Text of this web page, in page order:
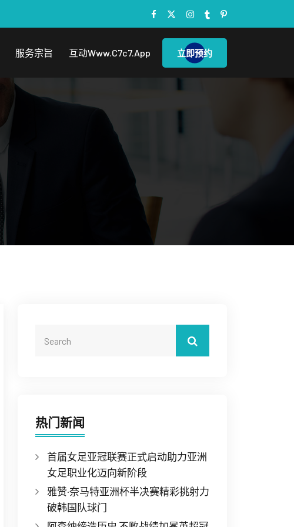
服务宗旨 互动www.c7c7.app 立即预约
热门新闻
首届女足亚冠联赛正式启动助力亚洲
女足职业化迈向新阶段
雅赞·奈马特亚洲杯半决赛精彩挑射力
破韩国队球门